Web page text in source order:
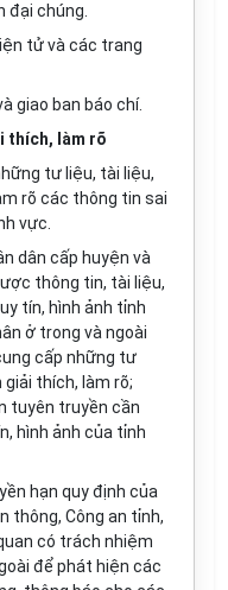
đại chúng.
tử và các trang
giao ban báo chí.
thích, làm rõ
tư liệu, tài liệu,
rõ các thông tin sai
vực.
dân cấp huyện và
thông tin, tài liệu,
tín, hình ảnh tỉnh
ở trong và ngoài
cấp những tư
giải thích, làm rõ;
tuyên truyền cần
hình ảnh của tỉnh
ền hạn quy định của
thông, Công an tỉnh,
có trách nhiệm
ài đểphát hiện các